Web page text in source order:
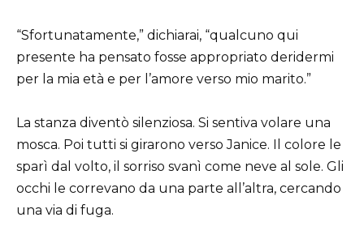
“Sfortunatamente,” dichiarai, “qualcuno qui
presente ha pensato fosse appropriato deridermi
per la mia età e per l’amore verso mio marito.”
La stanza diventò silenziosa. Si sentiva volare una
mosca. Poi tutti si girarono verso Janice. Il colore le
sparì dal volto, il sorriso svanì come neve al sole. Gli
occhi le correvano da una parte all’altra, cercando
una via di fuga.